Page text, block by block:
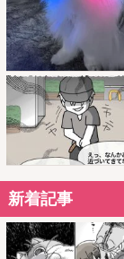
新着記事